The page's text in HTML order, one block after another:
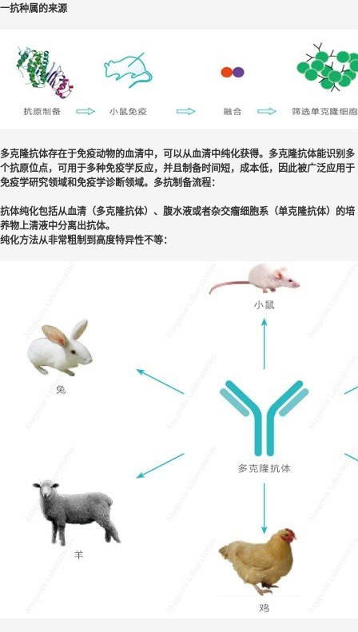
一抗种属的来源
多克隆抗体存在于免疫动物的血清中，可以从血清中纯化获得。多克隆抗体能识别多
个抗原位点，可用于多种免疫学反应，并且制备时间短，成本低，因此被广泛应用于
免疫学研究领域和免疫学诊断领域。多抗制备流程：
抗体纯化包括从血清（多克隆抗体）、腹水液或者杂交瘤细胞系（单克隆抗体）的培
养物上清液中分离出抗体。
纯化方法从非常粗制到高度特异性不等：